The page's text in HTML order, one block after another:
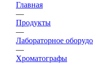
Главная
—
Продукты
—
Лабораторное
—
Хроматографы